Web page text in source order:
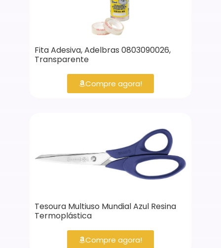
Fita Adesiva, Adelbras 0803090026,
Transparente
Compre agora!
Tesoura Multiuso Mundial Azul Resina
Termoplástica
Compre agora!